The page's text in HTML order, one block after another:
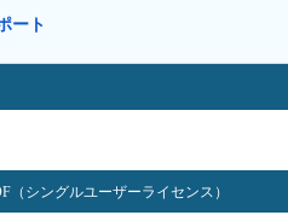
ート
（シングルユーザーライセンス）